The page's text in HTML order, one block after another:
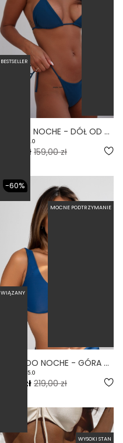
CLASSIC NOCHE - DÓŁ OD BIKINI WIĄZANY NIEBIESKI
4.0
63,60 zł 159,00 zł
BESTSELLER
MOCNE PODTRZYMANIE
-60%
COMODO NOCHE - GÓRA OD BIKINI NA DUŻY BIUST ZABUDOWANA NIEBIESKI
5.0
87,60 zł 219,00 zł
WIĄZANY
WYSOKI STAN